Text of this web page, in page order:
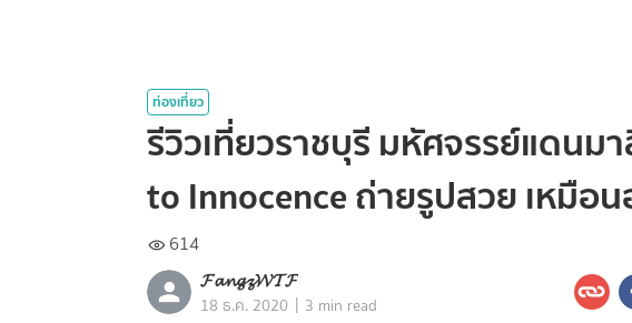
ท่องเที่ยว
รีวิวเที่ยวราชบุรี มหัศจรรย์แดนม
to Innocence ถ่ายรูปสวย เหมือ
614
𝓕𝓪𝓷𝓰𝔃𝓦𝓣𝓕
18 ธ.ค. 2020 | 3 min read